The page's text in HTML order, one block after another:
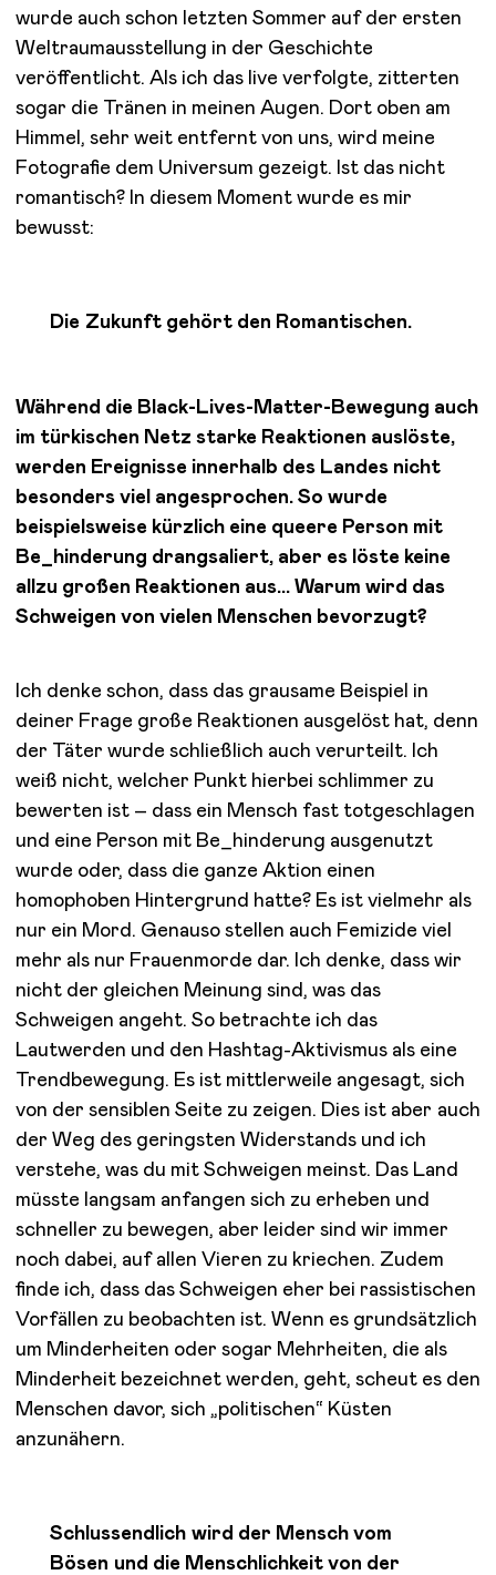
wurde auch schon letzten Sommer auf der ersten
Weltraumausstellung in der Geschichte
veröffentlicht. Als ich das live verfolgte, zitterten
sogar die Tränen in meinen Augen. Dort oben am
Himmel, sehr weit entfernt von uns, wird meine
Fotografie dem Universum gezeigt. Ist das nicht
romantisch? In diesem Moment wurde es mir
bewusst:
Die Zukunft gehört den Romantischen.
Während die Black-Lives-Matter-Bewegung auch
im türkischen Netz starke Reaktionen auslöste,
werden Ereignisse innerhalb des Landes nicht
besonders viel angesprochen. So wurde
beispielsweise kürzlich eine queere Person mit
Be_hinderung drangsaliert, aber es löste keine
allzu großen Reaktionen aus… Warum wird das
Schweigen von vielen Menschen bevorzugt?
Ich denke schon, dass das grausame Beispiel in
deiner Frage große Reaktionen ausgelöst hat, denn
der Täter wurde schließlich auch verurteilt. Ich
weiß nicht, welcher Punkt hierbei schlimmer zu
bewerten ist – dass ein Mensch fast totgeschlagen
und eine Person mit Be_hinderung ausgenutzt
wurde oder, dass die ganze Aktion einen
homophoben Hintergrund hatte? Es ist vielmehr als
nur ein Mord. Genauso stellen auch Femizide viel
mehr als nur Frauenmorde dar. Ich denke, dass wir
nicht der gleichen Meinung sind, was das
Schweigen angeht. So betrachte ich das
Lautwerden und den Hashtag-Aktivismus als eine
Trendbewegung. Es ist mittlerweile angesagt, sich
von der sensiblen Seite zu zeigen. Dies ist aber auch
der Weg des geringsten Widerstands und ich
verstehe, was du mit Schweigen meinst. Das Land
müsste langsam anfangen sich zu erheben und
schneller zu bewegen, aber leider sind wir immer
noch dabei, auf allen Vieren zu kriechen. Zudem
finde ich, dass das Schweigen eher bei rassistischen
Vorfällen zu beobachten ist. Wenn es grundsätzlich
um Minderheiten oder sogar Mehrheiten, die als
Minderheit bezeichnet werden, geht, scheut es den
Menschen davor, sich „politischen“ Küsten
anzunähern.
Schlussendlich wird der Mensch vom
Bösen und die Menschlichkeit von der